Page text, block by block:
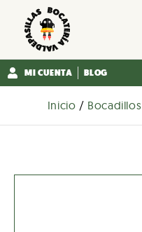
MI CUENTA BLOG
Inicio / Bocadillos